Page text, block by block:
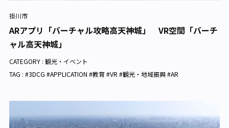
掛川市
ARアプリ「バーチャル攻略高天神城」 VR空間「バーチ
ャル高天神城」
CATEGORY : 観光・イベント
TAG : #3DCG #APPLICATION #教育 #VR #観光・地域振興 #AR